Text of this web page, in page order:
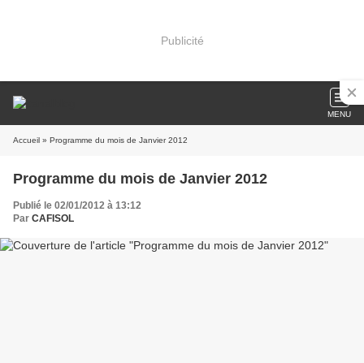
Publicité
MENU
Accueil » Programme du mois de Janvier 2012
Programme du mois de Janvier 2012
Publié le 02/01/2012 à 13:12
Par CAFISOL